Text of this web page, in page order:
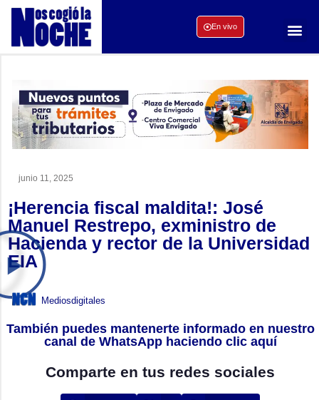
En vivo
junio 11, 2025
¡Herencia fiscal maldita!: José
Manuel Restrepo, exministro de
Hacienda y rector de la Universidad
EIA
Mediosdigitales
También puedes mantenerte informado en nuestro
canal de WhatsApp haciendo clic aquí
Comparte en tus redes sociales